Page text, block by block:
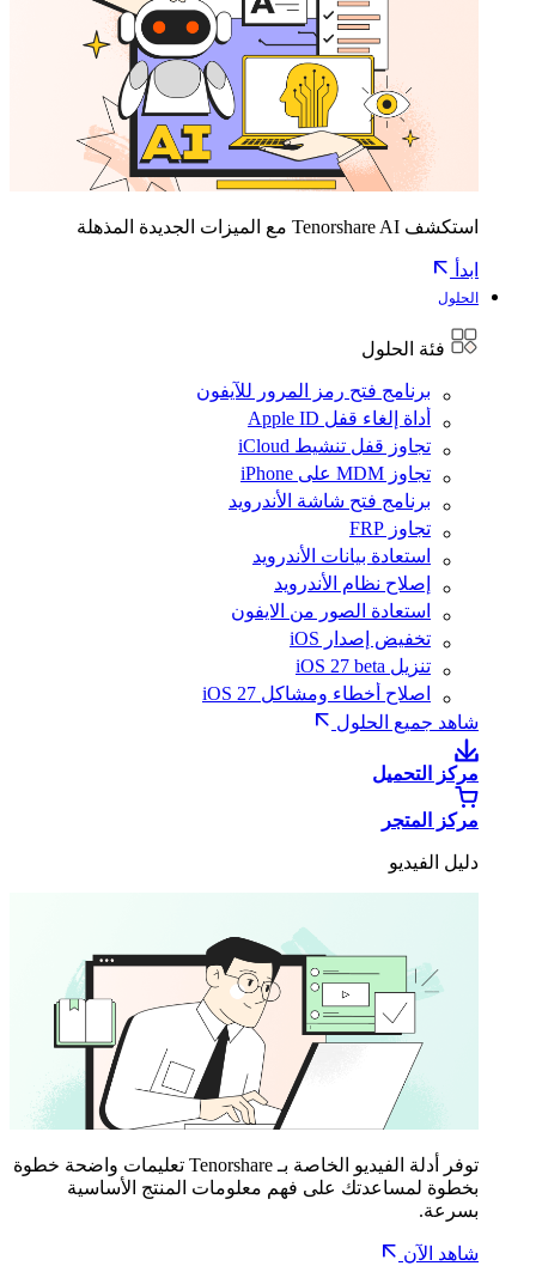
استكشف Tenorshare AI مع الميزات الجديدة المذهلة
ابدأ
الحلول
فئة الحلول
برنامج فتح رمز المرور للآيفون
أداة إلغاء قفل Apple ID
تجاوز قفل تنشيط iCloud
تجاوز MDM على iPhone
برنامج فتح شاشة الأندرويد
تجاوز FRP
استعادة بيانات الأندرويد
إصلاح نظام الأندرويد
استعادة الصور من الايفون
تخفيض إصدار iOS
تنزيل iOS 27 beta
اصلاح أخطاء ومشاكل iOS 27
شاهد جميع الحلول
مركز التحميل
مركز المتجر
دليل الفيديو
توفر أدلة الفيديو الخاصة بـ Tenorshare تعليمات واضحة خطوة
بخطوة لمساعدتك على فهم معلومات المنتج الأساسية
بسرعة.
شاهد الآن